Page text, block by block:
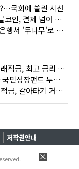
국회에 쏠린 시선
BOK 컨퍼런스 "스테이블코인, 결제 넘어 보험 대출 등 금융 연결 도구"
M&A 잠룡 하나금융, 비은행서 '두나무'로 눈돌린 이유는
3년 뒤 2200만원 청년미래적금, 최고 금리 받으려면?
세금 아끼려다 돈 묶여…국민성장펀드 누가 가입하면 좋을까
12% 얹어주는 청년미래적금, 갈아타기 거절 될수 있어요
저작권안내